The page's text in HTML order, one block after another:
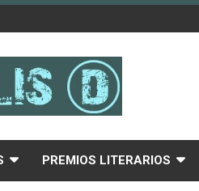
PREMIOS LITERARIOS